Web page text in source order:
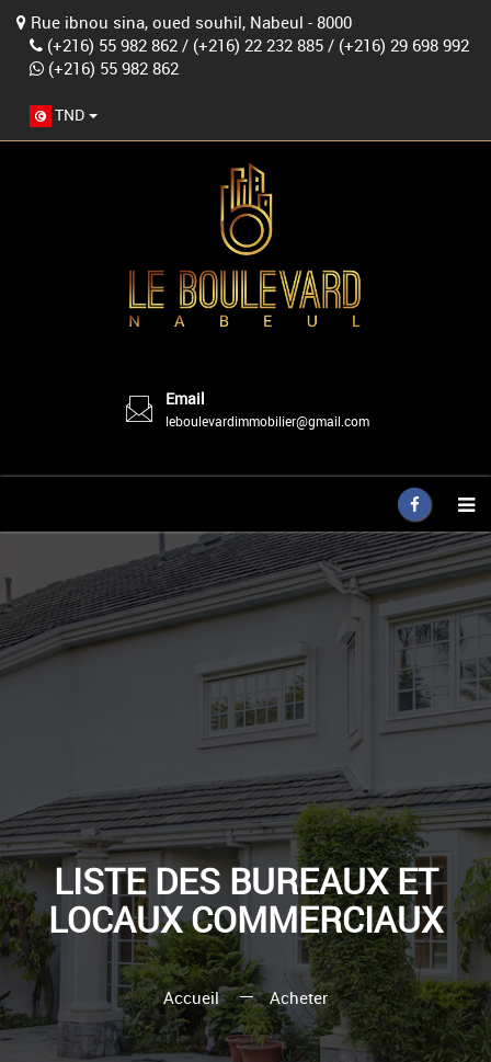
Rue ibnou sina, oued souhil, Nabeul - 8000
(+216) 55 982 862 / (+216) 22 232 885 / (+216) 29 698 992
(+216) 55 982 862
TND
Email
leboulevardimmobilier@gmail.com
LISTE DES BUREAUX ET
LOCAUX COMMERCIAUX
Accueil Acheter